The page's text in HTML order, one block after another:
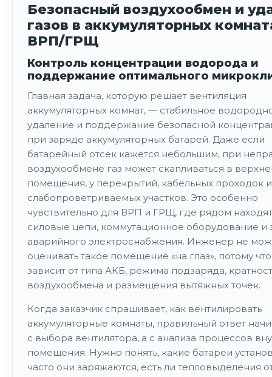
Безопасный воздухообмен и
газов в аккумуляторных
ВРП/ГРЩ
Контроль концентрации водорода и
поддержание оптимального
Главная задача, которую решает вентиляция
аккумуляторных комнат, — стабильное
удаление и поддержание безопасной
при заряде аккумуляторных батарей. Даже если
батарейный отсек кажется небольшим, при
воздухообмене газ может скапливаться в
помещения, у перекрытий, кабельных проходок и
слабопроветриваемых участков. Это особенно
чувствительно для ВРП и ГРЩ, где рядом
силовые цепи, коммутационное оборудование и
аварийного электроснабжения. Инженер не
оценивать такое помещение «на глаз», потому
зависит от типа АКБ, режима подзаряда,
воздухообмена и размещения вытяжных точек.
Когда заказчик спрашивает, как вентилировать
аккумуляторные комнаты, правильный ответ
с выбора вентилятора, а с анализа процессов
помещения. Нужно понять, какие батареи
часто они заряжаются, есть ли тепловыделения